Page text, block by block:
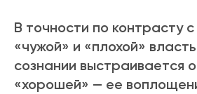
В точности по контрасту
«чужой» и «плохой»
сознании выстраивается
«хорошей» — ее